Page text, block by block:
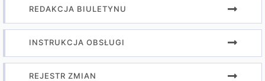
REDAKCJA BIULETYNU
INSTRUKCJA OBSŁUGI
REJESTR ZMIAN